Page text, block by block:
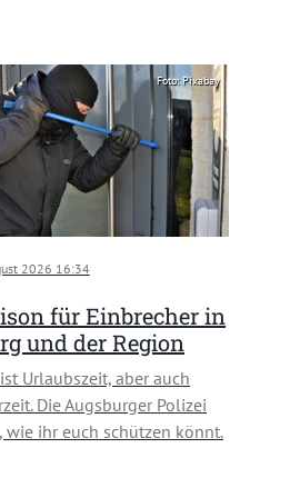
Foto: Pixabay
2026 16:34
für Einbrecher in
und der Region
Urlaubszeit, aber auch
Die Augsburger Polizei
wie ihr euch schützen könnt.